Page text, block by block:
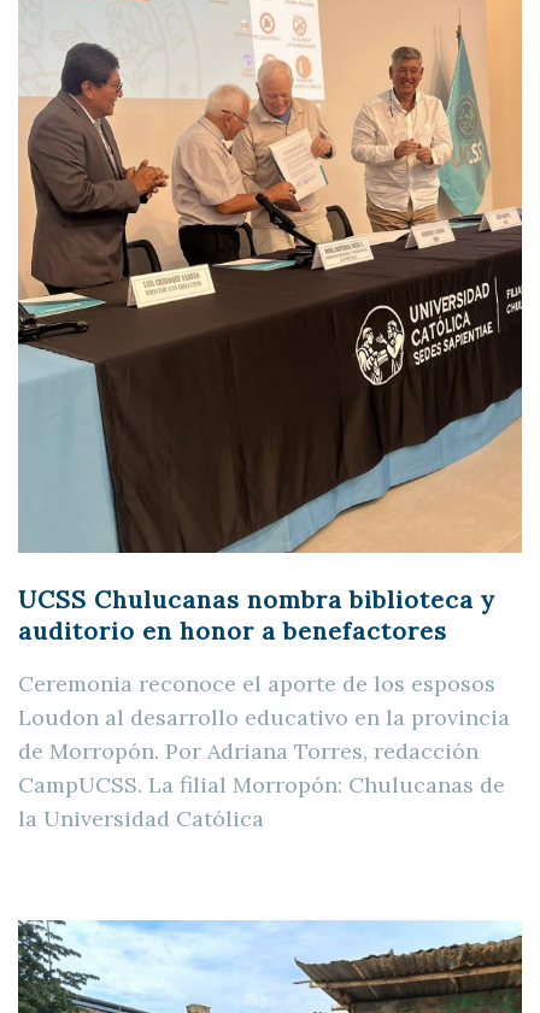
UCSS Chulucanas nombra biblioteca y
auditorio en honor a benefactores
Ceremonia reconoce el aporte de los esposos
Loudon al desarrollo educativo en la provincia
de Morropón. Por Adriana Torres, redacción
CampUCSS. La filial Morropón: Chulucanas de
la Universidad Católica